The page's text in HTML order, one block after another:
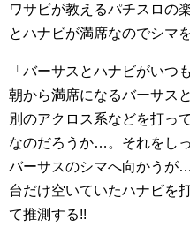
ワサビが教えるパチスロの
とハナビが満席なのでシマ
「バーサスとハナビがいつ
朝から満席になるバーサス
別のアクロス系などを打っ
なのだろうか…。それをし
バーサスのシマへ向かう
台だけ空いていたハナビを
て推測する!!